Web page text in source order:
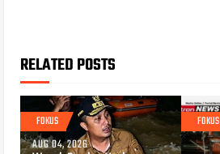
RELATED POSTS
FOKUS
AUG 04, 2026
FOKUS